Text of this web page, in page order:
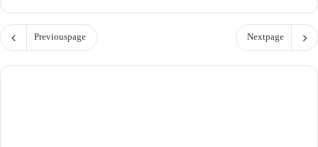
Previous page Next page